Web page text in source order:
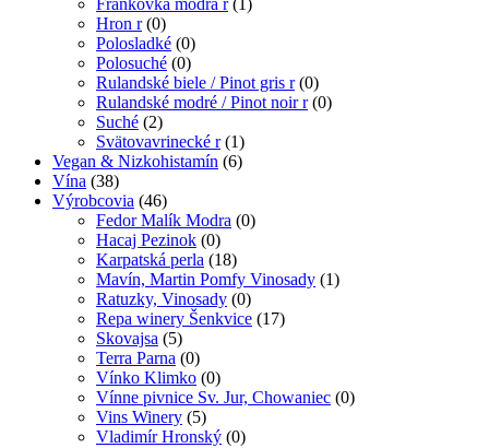
Frankovka modrá r (1)
Hron r (0)
Polosladké (0)
Polosuché (0)
Rulandské biele / Pinot gris r (0)
Rulandské modré / Pinot noir r (0)
Suché (2)
Svätovavrinecké r (1)
Vegan & Nizkohistamín (6)
Vína (38)
Výrobcovia (46)
Fedor Malík Modra (0)
Hacaj Pezinok (0)
Karpatská perla (18)
Mavín, Martin Pomfy Vinosady (1)
Ratuzky, Vinosady (0)
Repa winery Šenkvice (17)
Skovajsa (5)
Terra Parna (0)
Vínko Klimko (0)
Vínne pivnice Sv. Jur, Chowaniec (0)
Vins Winery (5)
Vladimír Hronský (0)